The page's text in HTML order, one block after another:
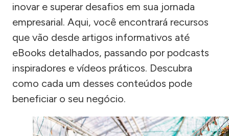
inovar e superar desafios em sua jornada
empresarial. Aqui, você encontrará recursos
que vão desde artigos informativos até
eBooks detalhados, passando por podcasts
inspiradores e vídeos práticos. Descubra
como cada um desses conteúdos pode
beneficiar o seu negócio.